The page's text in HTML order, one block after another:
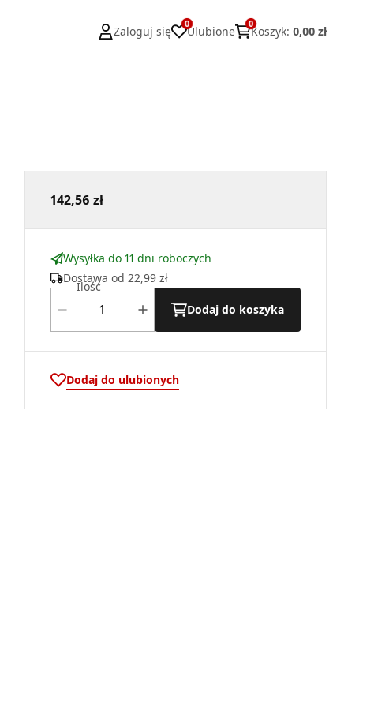
Zaloguj się
0
Ulubione
0
Koszyk: 0,00 zł
142,56 zł
Wysyłka do 11 dni roboczych
Dostawa od 22,99 zł
Ilość
Dodaj do koszyka
Dodaj do ulubionych